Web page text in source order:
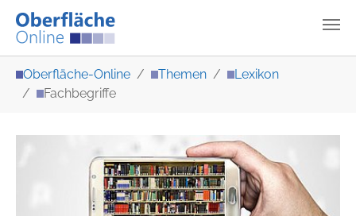
Oberfläche-Online Themen
Lexikon
Fachbegriffe